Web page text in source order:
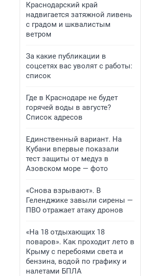
Краснодарский край
надвигается затяжной ливень
с градом и шквалистым
ветром
За какие публикации в
соцсетях вас уволят с работы:
список
Где в Краснодаре не будет
горячей воды в августе?
Список адресов
Единственный вариант. На
Кубани впервые показали
тест защиты от медуз в
Азовском море — фото
«Снова взрывают». В
Геленджике завыли сирены —
ПВО отражает атаку дронов
«На 18 отдыхающих 18
поваров». Как проходит лето в
Крыму с перебоями света и
бензина, водой по графику и
налетами БПЛА